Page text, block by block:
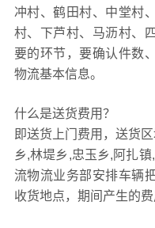
冲村、鹤田村、中堂村
村、下芦村、马沥村、
要的环节，要确认件数
物流基本信息。
什么是送货费用？
即送货上门费用，送货
乡,林堤乡,忠玉乡,阿扎
流物流业务部安排车辆
收货地点，期间产生的费